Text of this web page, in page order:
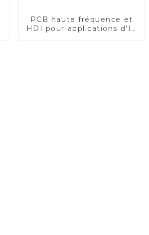
PCB haute fréquence et
HDI pour applications d'IA